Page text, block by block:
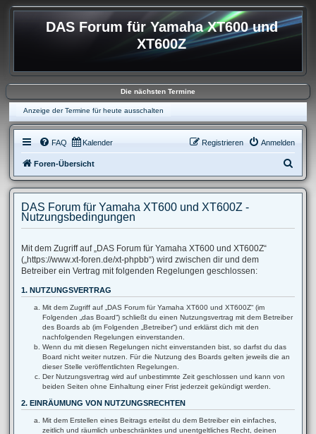
DAS Forum für Yamaha XT600 und
XT600Z
Die nächsten Termine
Anzeige der Termine für heute ausschalten
FAQ Kalender Anmelden
Registrieren
Foren-Übersicht
u
e
DAS Forum für Yamaha XT600 und XT600Z -
Nutzungsbedingungen
Mit dem Zugriff auf „DAS Forum für Yamaha XT600 und XT600Z“
(„https://www.xt-foren.de/xt-phpbb“) wird zwischen dir und dem
Betreiber ein Vertrag mit folgenden Regelungen geschlossen:
1. NUTZUNGSVERTRAG
Mit dem Zugriff auf „DAS Forum für Yamaha XT600 und XT600Z“ (im
Folgenden „das Board“) schließt du einen Nutzungsvertrag mit dem Betreiber
des Boards ab (im Folgenden „Betreiber“) und erklärst dich mit den
nachfolgenden Regelungen einverstanden.
Wenn du mit diesen Regelungen nicht einverstanden bist, so darfst du das
Board nicht weiter nutzen. Für die Nutzung des Boards gelten jeweils die an
dieser Stelle veröffentlichten Regelungen.
Der Nutzungsvertrag wird auf unbestimmte Zeit geschlossen und kann von
beiden Seiten ohne Einhaltung einer Frist jederzeit gekündigt werden.
2. EINRÄUMUNG VON NUTZUNGSRECHTEN
Mit dem Erstellen eines Beitrags erteilst du dem Betreiber ein einfaches,
zeitlich und räumlich unbeschränktes und unentgeltliches Recht, deinen